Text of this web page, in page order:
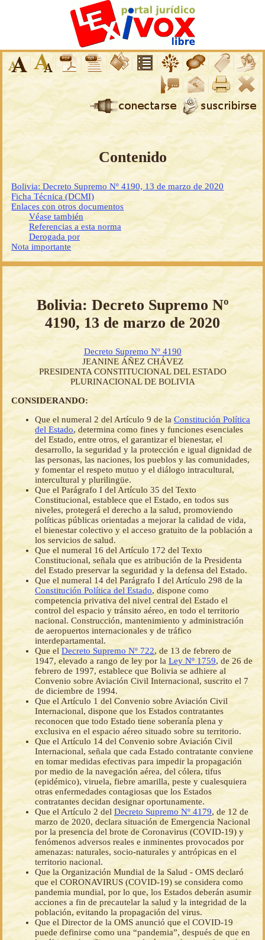
Contenido
Bolivia: Decreto Supremo Nº 4190, 13 de marzo de 2020
Ficha Técnica (DCMI)
Enlaces con otros documentos
Véase también
Referencias a esta norma
Derogada por
Nota importante
Bolivia: Decreto Supremo Nº
4190, 13 de marzo de 2020
Decreto Supremo Nº 4190
JEANINE ÁÑEZ CHÁVEZ
PRESIDENTA CONSTITUCIONAL DEL ESTADO
PLURINACIONAL DE BOLIVIA
CONSIDERANDO:
Que el numeral 2 del Artículo 9 de laConstitución Política
del Estado, determina como fines y funciones esenciales
del Estado, entre otros, el garantizar el bienestar, el
desarrollo, la seguridad y la protección e igual dignidad de
las personas, las naciones, los pueblos y las comunidades,
y fomentar el respeto mutuo y el diálogo intracultural,
intercultural y plurilingüe.
Que el Parágrafo I del Artículo 35 del Texto
Constitucional, establece que el Estado, en todos sus
niveles, protegerá el derecho a la salud, promoviendo
políticas públicas orientadas a mejorar la calidad de vida,
el bienestar colectivo y el acceso gratuito de la población a
los servicios de salud.
Que el numeral 16 del Artículo 172 del Texto
Constitucional, señala que es atribución de la Presidenta
del Estado preservar la seguridad y la defensa del Estado.
Que el numeral 14 del Parágrafo I del Artículo 298 de la
Constitución Política del Estado, dispone como
competencia privativa del nivel central del Estado el
control del espacio y tránsito aéreo, en todo el territorio
nacional. Construcción, mantenimiento y administración
de aeropuertos internacionales y de tráfico
interdepartamental.
Que el Decreto Supremo Nº 722, de 13 de febrero de
1947, elevado a rango de ley por la Ley Nº 1759, de 26 de
febrero de 1997, establece que Bolivia se adhiere al
Convenio sobre Aviación Civil Internacional, suscrito el 7
de diciembre de 1994.
Que el Artículo 1 del Convenio sobre Aviación Civil
Internacional, dispone que los Estados contratantes
reconocen que todo Estado tiene soberanía plena y
exclusiva en el espacio aéreo situado sobre su territorio.
Que el Artículo 14 del Convenio sobre Aviación Civil
Internacional, señala que cada Estado contratante conviene
en tomar medidas efectivas para impedir la propagación
por medio de la navegación aérea, del cólera, tifus
(epidémico), viruela, fiebre amarilla, peste y cualesquiera
otras enfermedades contagiosas que los Estados
contratantes decidan designar oportunamente.
Que el Artículo 2 del Decreto Supremo Nº 4179, de 12 de
marzo de 2020, declara situación de Emergencia Nacional
por la presencia del brote de Coronavirus (COVID-19) y
fenómenos adversos reales e inminentes provocados por
amenazas: naturales, socio-naturales y antrópicas en el
territorio nacional.
Que la Organización Mundial de la Salud - OMS declaró
que el CORONAVIRUS (COVID-19) se considera como
pandemia mundial, por lo que, los Estados deberán asumir
acciones a fin de precautelar la salud y la integridad de la
población, evitando la propagación del virus.
Que el Director de la OMS anunció que el COVID-19
puede definirse como una “pandemia”, después de que en